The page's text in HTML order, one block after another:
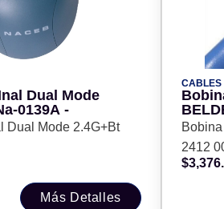
Dual Mode
0139A -
Dual Mode 2.4G+Bt
Más Detalles
CABLES
Bobina
2412
100
$